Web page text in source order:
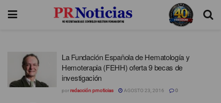
La Fundación Española de Hematología y
Hemoterapia (FEHH) oferta 9 becas de
investigación
porredacción prnoticias AGOSTO 23, 2016 0